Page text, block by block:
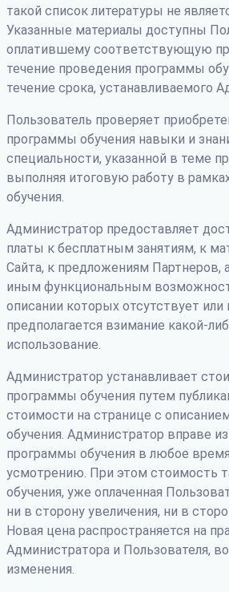
такой список литературы не
Указанные материалы доступны
оплатившему соответствующую
течение проведения программы
течение срока, устанавливаемого
Пользователь проверяет
программы обучения навыки и
специальности, указанной в теме
выполняя итоговую работу в
обучения.
Администратор предоставляет
платы к бесплатным занятиям, к
Сайта, к предложениям Партнеров,
иным функциональным
описании которых отсутствует или
предполагается взимание какой-
использование.
Администратор устанавливает
программы обучения путем
стоимости на странице с
обучения. Администратор вправе
программы обучения в любое
усмотрению. При этом стоимость
обучения, уже оплаченная
ни в сторону увеличения, ни в
Новая цена распространяется на
Администратора и Пользователя,
изменения.